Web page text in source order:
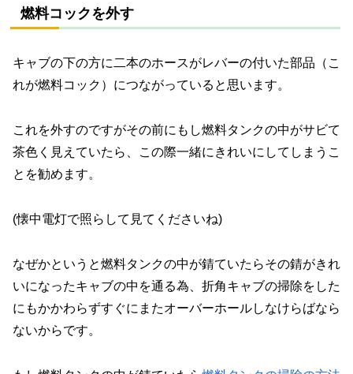
燃料コックを外す
キャブの下の方に二本のホースがレバーの付いた部品（こ
れが燃料コック）につながっていると思います。
これを外すのですがその前にもし燃料タンクの中がサビて
茶色く見えていたら、この際一緒にきれいにしてしまうこ
とを勧めます。
(懐中電灯で照らして見てくださいね)
なぜかというと燃料タンクの中が錆ていたらその錆がきれ
いになったキャブの中を通る為、折角キャブの掃除をした
にもかかわらずすぐにまたオーバーホールしなけらばなら
ないからです。